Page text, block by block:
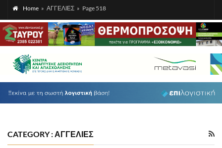
Home » ΑΓΓΕΛΙΕΣ » Page 518
CATEGORY : ΑΓΓΕΛΙΕΣ